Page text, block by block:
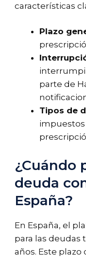
características
Plazo
parte de
Tipos de
¿Cuándo
deuda
España?
En España, el
para las deudas
años. Este